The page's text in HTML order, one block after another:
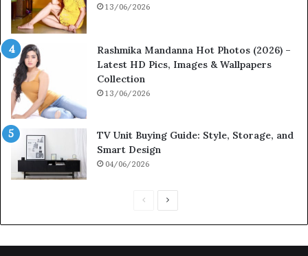
13/06/2026
Rashmika Mandanna Hot Photos (2026) –
Latest HD Pics, Images & Wallpapers
Collection
13/06/2026
TV Unit Buying Guide: Style, Storage, and
Smart Design
04/06/2026
PreviousNext